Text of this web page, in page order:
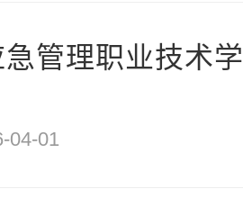
管理职业技术
04-01